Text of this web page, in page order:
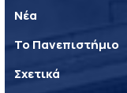
Νέα
Το Πανεπιστήμιο
Σχετικά